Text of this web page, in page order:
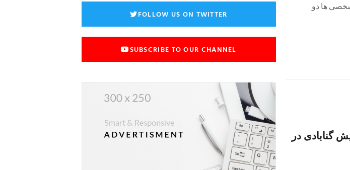
ها دو
گنابادی در
FOLLOW US ON TWITTER
SUBSCRIBE TO OUR CHANNEL